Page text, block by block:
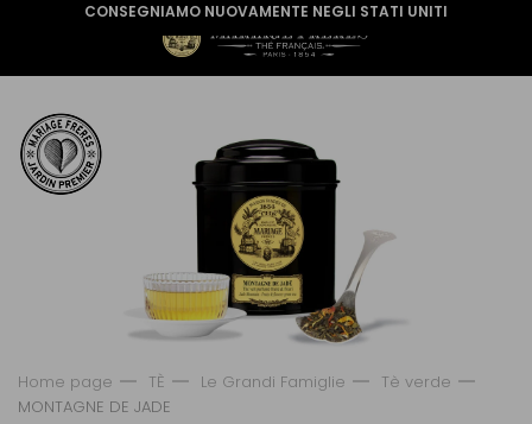
CONSEGNIAMO NUOVAMENTE NEGLI STATI UNITI
Home page TÈ Le Grandi Famiglie
Tè verde
MONTAGNE DE JADE